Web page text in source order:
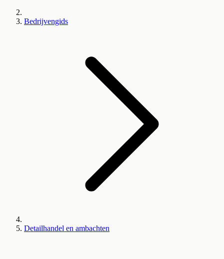
Bedrijvengids
Detailhandel en ambachten